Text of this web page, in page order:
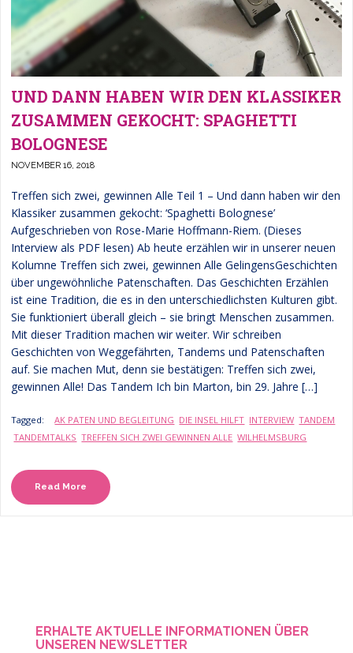
UND DANN HABEN WIR DEN KLASSIKER
ZUSAMMEN GEKOCHT: SPAGHETTI
BOLOGNESE
NOVEMBER 16, 2018
Treffen sich zwei, gewinnen Alle Teil 1 – Und dann haben wir den
Klassiker zusammen gekocht: ‘Spaghetti Bolognese’
Aufgeschrieben von Rose-Marie Hoffmann-Riem. (Dieses
Interview als PDF lesen) Ab heute erzählen wir in unserer neuen
Kolumne Treffen sich zwei, gewinnen Alle GelingensGeschichten
über ungewöhnliche Patenschaften. Das Geschichten Erzählen
ist eine Tradition, die es in den unterschiedlichsten Kulturen gibt.
Sie funktioniert überall gleich – sie bringt Menschen zusammen.
Mit dieser Tradition machen wir weiter. Wir schreiben
Geschichten von Weggefährten, Tandems und Patenschaften
auf. Sie machen Mut, denn sie bestätigen: Treffen sich zwei,
gewinnen Alle! Das Tandem Ich bin Marton, bin 29. Jahre […]
Tagged: AK PATEN UND BEGLEITUNG DIE INSEL HILFT INTERVIEW TANDEM
TANDEMTALKS TREFFEN SICH ZWEI GEWINNEN ALLE WILHELMSBURG
Read More
ERHALTE AKTUELLE INFORMATIONEN ÜBER
UNSEREN NEWSLETTER